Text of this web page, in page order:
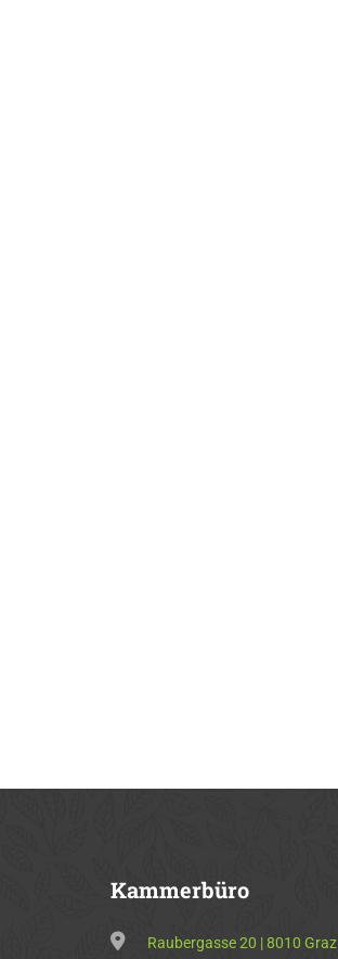
Kammerbüro
Raubergasse 20 | 8010 Graz